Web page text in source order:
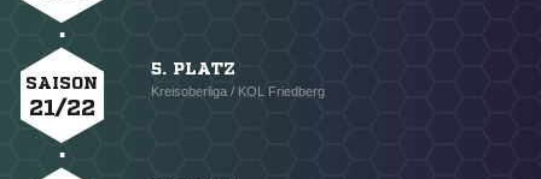
SAISON
21/22
5. PLATZ
Kreisoberliga / KOL Friedberg